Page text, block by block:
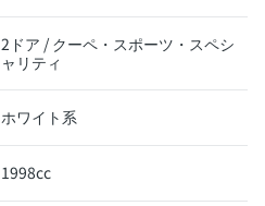
2ドア / クーペ・スポーツ・スペシ
ャリティ
ホワイト系
1998cc